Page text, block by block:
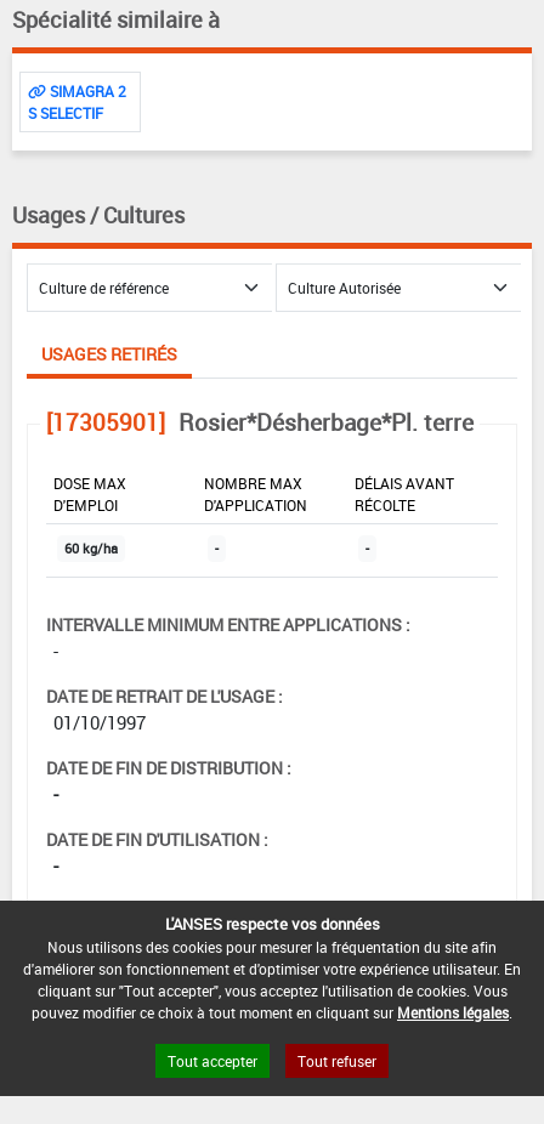
Spécialité similaire à
SIMAGRA 2
S SELECTIF
Usages / Cultures
USAGES RETIRÉS
[17305901] Rosier*Désherbage*Pl. terre
DOSE MAX
D'EMPLOI
NOMBRE MAX
D'APPLICATION
DÉLAIS AVANT
RÉCOLTE
60 kg/ha - -
INTERVALLE MINIMUM ENTRE APPLICATIONS :
-
DATE DE RETRAIT DE L'USAGE :
01/10/1997
DATE DE FIN DE DISTRIBUTION :
-
DATE DE FIN D'UTILISATION :
-
L'ANSES respecte vos données
Nous utilisons des cookies pour mesurer la fréquentation du site afin
d'améliorer son fonctionnement et d'optimiser votre expérience utilisateur. En
cliquant sur "Tout accepter", vous acceptez l'utilisation de cookies. Vous
pouvez modifier ce choix à tout moment en cliquant sur Mentions légales
Tout accepter Tout refuser